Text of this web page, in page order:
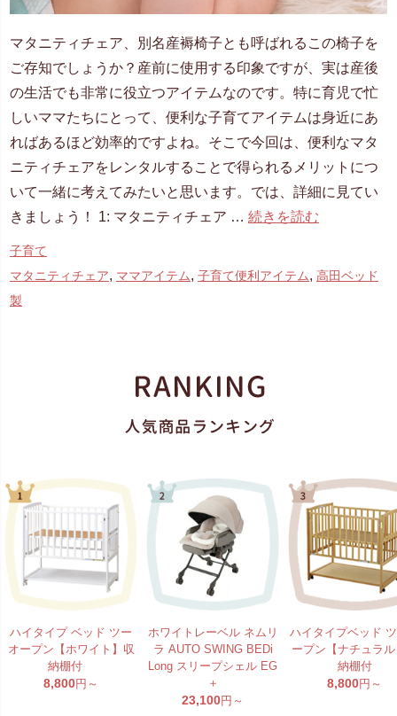
マタニティチェア、別名産褥椅子とも呼ばれるこの椅子を
ご存知でしょうか？産前に使用する印象ですが、実は産後
の生活でも非常に役立つアイテムなのです。特に育児で忙
しいママたちにとって、便利な子育てアイテムは身近にあ
ればあるほど効率的ですよね。そこで今回は、便利なマタ
ニティチェアをレンタルすることで得られるメリットにつ
いて一緒に考えてみたいと思います。では、詳細に見てい
きましょう！ 1: マタニティチェア … 続きを読む
子育て
マタニティチェア, ママアイテム, 子育て便利アイテム, 高田ベッド
製
ハイタイプ ベッド ツー
オープン【ホワイト】収
納棚付
8,800円～
ホワイトレーベル ネムリ
ラ AUTO SWING BEDi
Long スリープシェル EG
＋
23,100円～
ハイタイプベッド
ープン【ナチュラ
納棚付
8,800円～